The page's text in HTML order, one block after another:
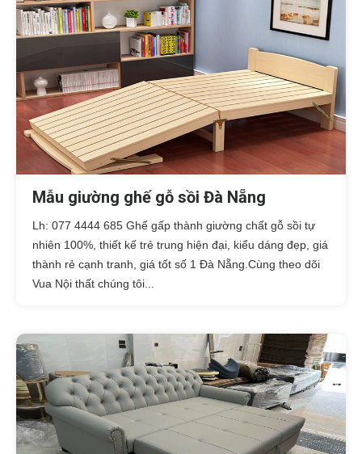
Mẫu giường ghế gỗ sồi Đà Nẵng
Lh: 077 4444 685 Ghế gấp thành giường chất gỗ sồi tự
nhiên 100%, thiết kế trẻ trung hiện đại, kiểu dáng đẹp, giá
thành rẻ cạnh tranh, giá tốt số 1 Đà Nẵng.Cùng theo dõi
Vua Nội thất chúng tôi...